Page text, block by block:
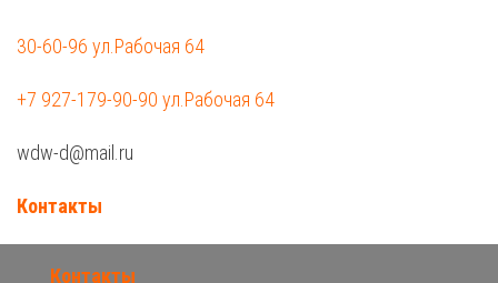
30-60-96 ул.Рабочая 64
+7 927-179-90-90 ул.Рабочая 64
wdw-d@mail.ru
Контакты
Контакты